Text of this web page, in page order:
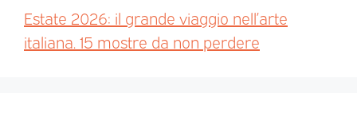
Estate 2026: il grande viaggio nell’arte
italiana. 15 mostre da non perdere